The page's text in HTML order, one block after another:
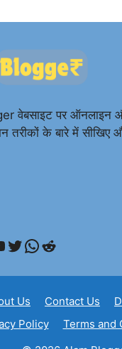
वेबसाइट पर ऑनलाइन
के बारे में सीखिए
Twitter
WhatsApp
Reddit
Us Contact Us
Policy
Terms and